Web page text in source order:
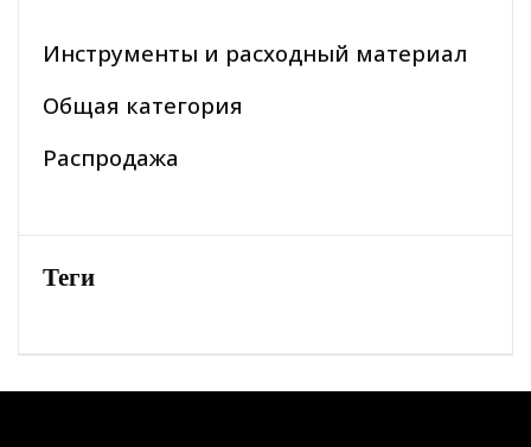
Инструменты и расходный материал
Общая категория
Распродажа
Теги